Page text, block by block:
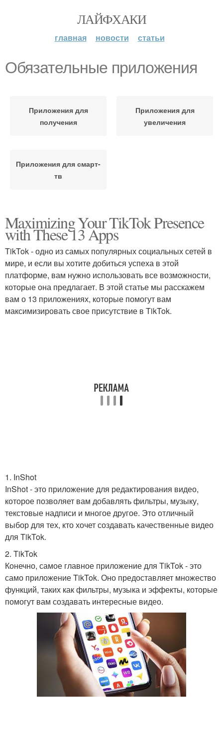
ЛАЙФХАКИ
главная новости статьи
Обязательные приложения
Приложения для
получения
Приложения для
увеличения
Приложения для смарт-
тв
Maximizing Your TikTok Presence
with These 13 Apps
TikTok - одно из самых популярных социальных сетей в
мире, и если вы хотите добиться успеха в этой
платформе, вам нужно использовать все возможности,
которые она предлагает. В этой статье мы расскажем
вам о 13 приложениях, которые помогут вам
максимизировать свое присутствие в TikTok.
1. InShot
InShot - это приложение для редактирования видео,
которое позволяет вам добавлять фильтры, музыку,
текстовые надписи и многое другое. Это отличный
выбор для тех, кто хочет создавать качественные видео
для TikTok.
2. TikTok
Конечно, самое главное приложение для TikTok - это
само приложение TikTok. Оно предоставляет множество
функций, таких как фильтры, музыка и эффекты, которые
помогут вам создавать интересные видео.